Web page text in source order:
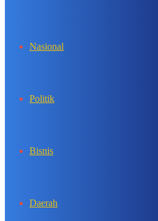
Nasional
Politik
Bisnis
Daerah